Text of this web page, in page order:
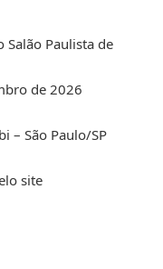
Salão Paulista de
de 2026
– São Paulo/SP
site